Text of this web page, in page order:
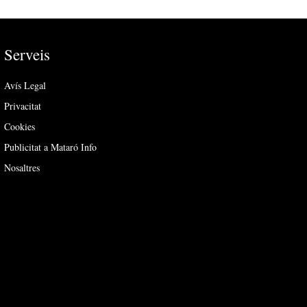
Serveis
Avís Legal
Privacitat
Cookies
Publicitat a Mataró Info
Nosaltres